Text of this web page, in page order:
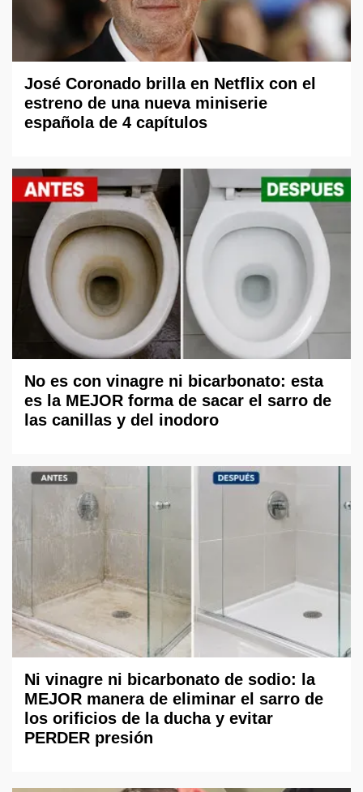
José Coronado brilla en Netflix con el
estreno de una nueva miniserie
española de 4 capítulos
No es con vinagre ni bicarbonato: esta
es la MEJOR forma de sacar el sarro de
las canillas y del inodoro
Ni vinagre ni bicarbonato de sodio: la
MEJOR manera de eliminar el sarro de
los orificios de la ducha y evitar
PERDER presión